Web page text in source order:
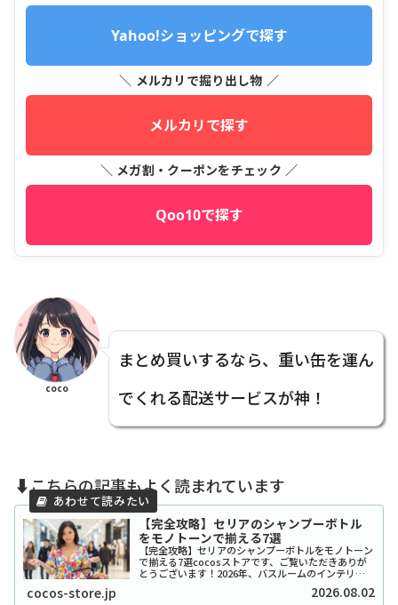
Yahoo!ショッピングで探す
＼ メルカリで掘り出し物 ／
メルカリで探す
＼ メガ割・クーポンをチェック ／
Qoo10で探す
coco
まとめ買いするなら、重い缶を運ん
でくれる配送サービスが神！
⬇️こちらの記事もよく読まれています
【完全攻略】セリアのシャンプーボトル
をモノトーンで揃える7選
【完全攻略】セリアのシャンプーボトルをモノトーン
で揃える7選cocosストアです、ご覧いただきありが
とうございます！2026年、バスルームのインテリア
をワンランク上げたいと考えているあなたに、セリア
のシャンプーボトル（モノトーン）はまさに救...
cocos-store.jp 2026.08.02